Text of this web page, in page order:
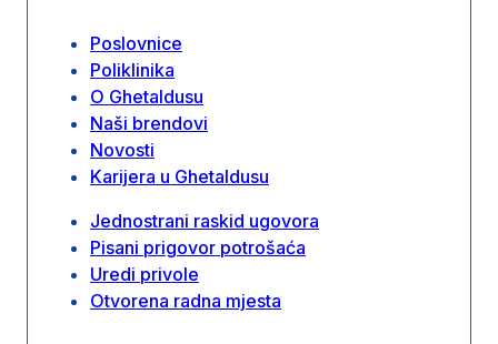
Poslovnice
Poliklinika
O Ghetaldusu
Naši brendovi
Novosti
Karijera u Ghetaldusu
Jednostrani raskid ugovora
Pisani prigovor potrošaća
Uredi privole
Otvorena radna mjesta